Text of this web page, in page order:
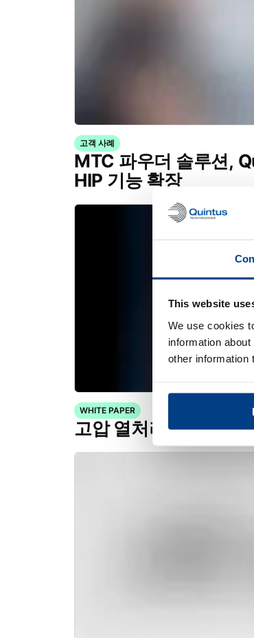
This website
We use cookies
information
other information
고객 사례
MTC 파우더 솔루션,
HIP 기능 확장
WHITE PAPER
고압 열처리(HPHT™)